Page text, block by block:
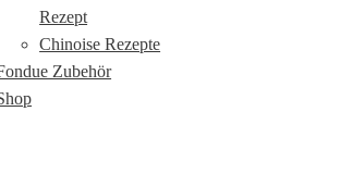
Rezept
Chinoise Rezepte
Zubehör